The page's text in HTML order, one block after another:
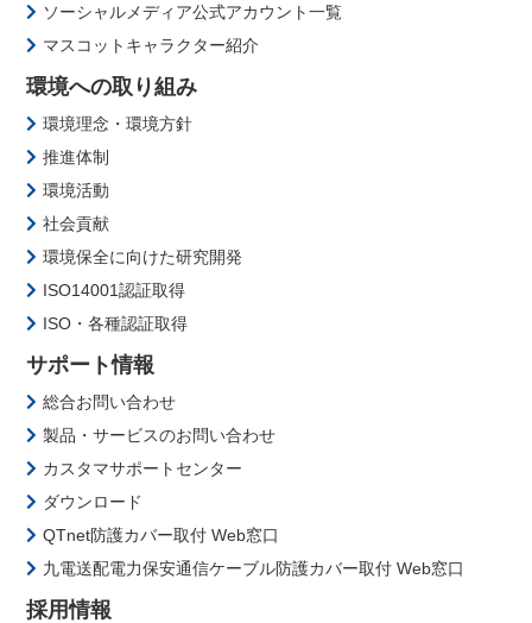
ソーシャルメディア公式アカウント一覧
マスコットキャラクター紹介
環境への取り組み
環境理念・環境方針
推進体制
環境活動
社会貢献
環境保全に向けた研究開発
ISO14001認証取得
ISO・各種認証取得
サポート情報
総合お問い合わせ
製品・サービスのお問い合わせ
カスタマサポートセンター
ダウンロード
QTnet防護カバー取付 Web窓口
九電送配電力保安通信ケーブル防護カバー取付 Web窓口
採用情報